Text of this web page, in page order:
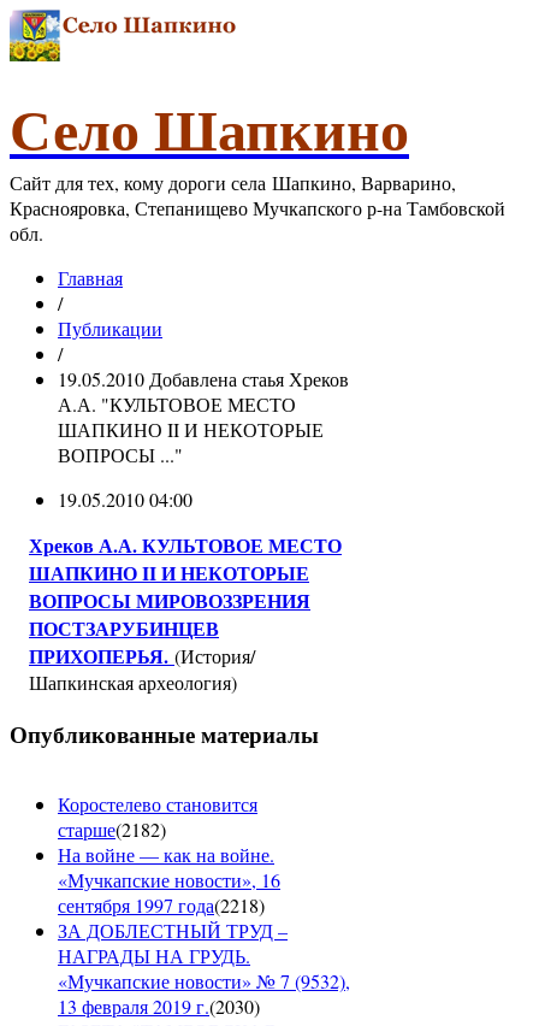
Село Шапкино
Сайт для тех, кому дороги села Шапкино, Варварино,
Краснояровка, Степанищево Мучкапского р-на Тамбовской
обл.
Главная
/
Публикации
/
19.05.2010 Добавлена стаья Хреков
А.А. "КУЛЬТОВОЕ МЕСТО
ШАПКИНО II И НЕКОТОРЫЕ
ВОПРОСЫ ..."
19.05.2010 04:00
Хреков А.А. КУЛЬТОВОЕ МЕСТО
ШАПКИНО II И НЕКОТОРЫЕ
ВОПРОСЫ МИРОВОЗЗРЕНИЯ
ПОСТЗАРУБИНЦЕВ
ПРИХОПЕРЬЯ. (История/
Шапкинская археология)
Опубликованные материалы
Коростелево становится
старше(2182)
На войне — как на войне.
«Мучкапские новости», 16
сентября 1997 года(2218)
ЗА ДОБЛЕСТНЫЙ ТРУД –
НАГРАДЫ НА ГРУДЬ.
«Мучкапские новости» № 7 (9532),
13 февраля 2019 г.(2030)